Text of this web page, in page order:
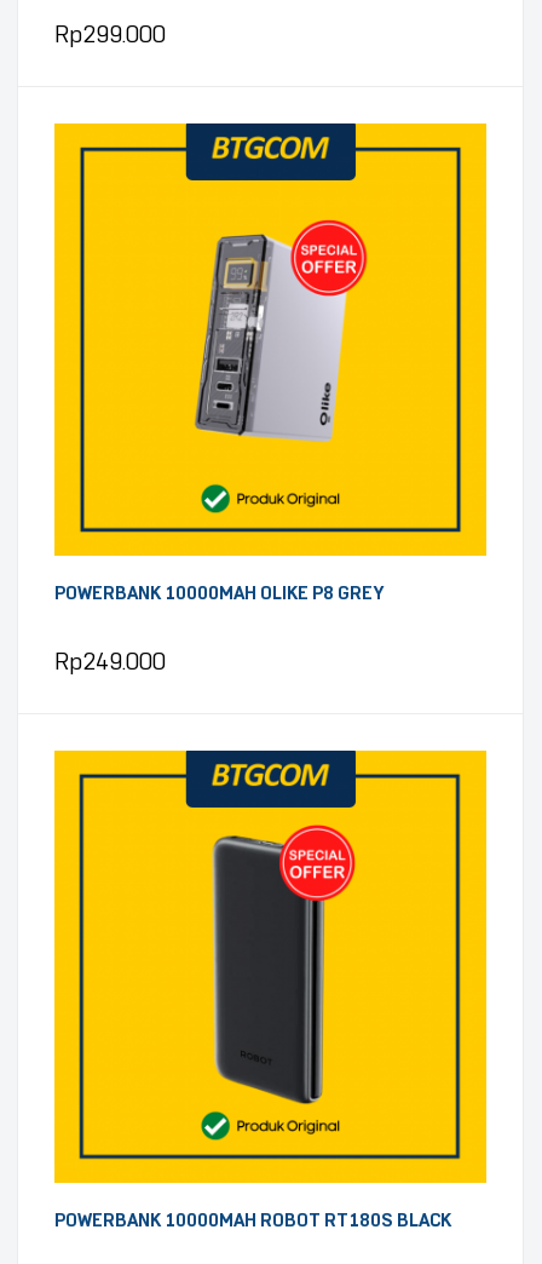
Rp299.000
POWERBANK 10000MAH OLIKE P8 GREY
Rp249.000
POWERBANK 10000MAH ROBOT RT180S BLACK